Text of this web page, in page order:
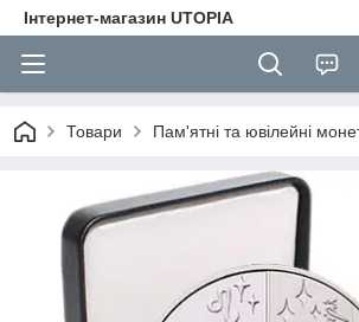
Інтернет-магазин UTOPIA
Товари Пам'ятні та ювілейні